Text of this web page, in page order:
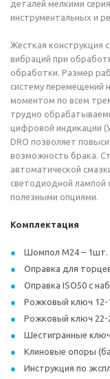
деталей мелкими
инструментальных и
Жесткая конструкция
вибраций при
обработки. Размер
систему перемещений
моментом по всем
трудно
цифровой индикации
DRO позволяет
возможность брака.
автоматической
светодиодной лампой
полезными опциями.
Комплектация
Шомпол М24 – 1шт.
Оправка для
Оправка ISO50 с
Рожковый ключ 12-
Рожковый ключ 22-
Шестигранные
Клиновые опоры
Инструкция по